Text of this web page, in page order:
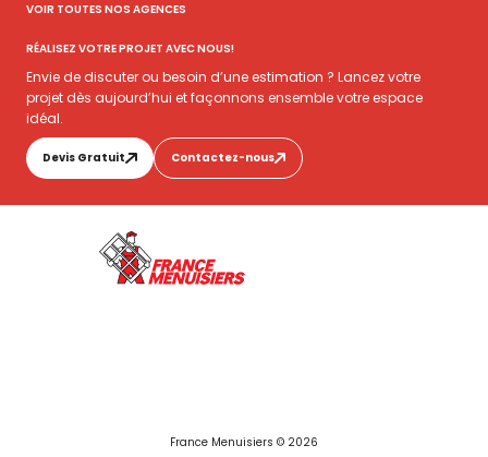
VOIR TOUTES NOS AGENCES
RÉALISEZ VOTRE PROJET AVEC NOUS!
Envie de discuter ou besoin d’une estimation ? Lancez votre
projet dès aujourd’hui et façonnons ensemble votre espace
idéal.
Devis Gratuit Contactez-nous
France Menuisiers © 2026